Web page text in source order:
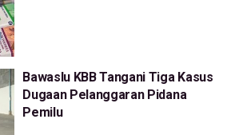
Bawaslu KBB Tangani Tiga Kasus
Dugaan Pelanggaran Pidana
Pemilu